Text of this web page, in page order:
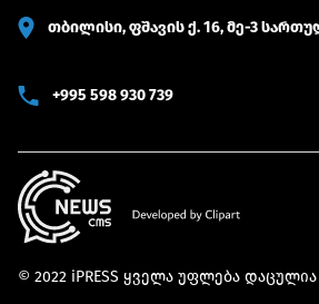
თბილისი, ფშავის ქ. 16, მე-3
+995 598 930 739
© 2022 iPRESS ყველა უფლება დაცულია